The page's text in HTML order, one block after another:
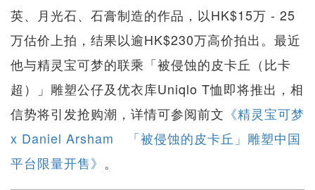
英、月光石、石膏制造的作品，以HK$15万 - 25
万估价上拍，结果以逾HK$230万高价拍出。最近
他与精灵宝可梦的联乘「被侵蚀的皮卡丘（比卡
超）」雕塑公仔及优衣库Uniqlo T恤即将推出，相
信势将引发抢购潮，详情可参阅前文 《精灵宝可梦
x Daniel Arsham 「被侵蚀的皮卡丘」雕塑中国
平台限量开售》 。